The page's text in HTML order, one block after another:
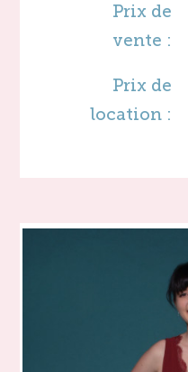
Prix de
vente :
Prix de
location :